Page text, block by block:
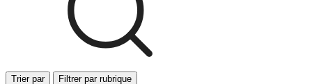
Trier par Filtrer par rubrique